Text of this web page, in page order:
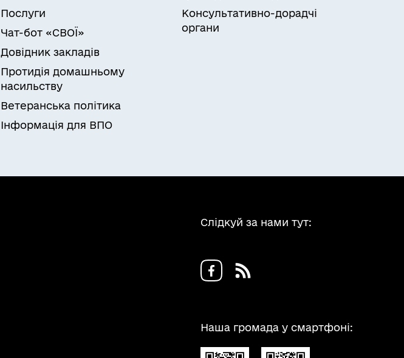
Послуги
Чат-бот «СВОЇ»
Довідник закладів
Протидія домашньому
насильству
Ветеранська політика
Інформація для ВПО
Консультативно-дорадчі
органи
Слідкуй за нами тут:
Наша громада у смартфоні: